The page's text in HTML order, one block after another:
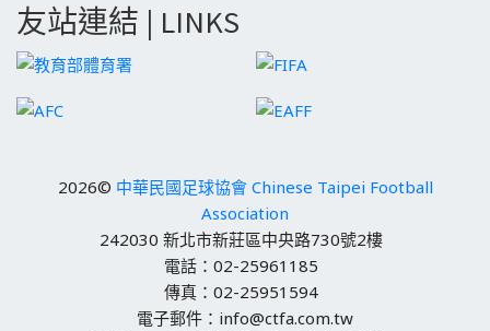
友站連結 | LINKS
2026© 中華民國足球協會 Chinese Taipei Football
Association
242030 新北市新莊區中央路730號2樓
電話：02-25961185
傳真：02-25951594
電子郵件：info@ctfa.com.tw